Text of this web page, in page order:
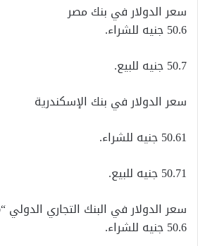
سعر الدولار في بنك مصر
50.6 جنيه للشراء.
50.7 جنيه للبيع.
سعر الدولار في بنك الإسكندرية
50.61 جنيه للشراء.
50.71 جنيه للبيع.
سعر الدولار في البنك التجاري الدولي “cib”
50.6 جنيه للشراء.